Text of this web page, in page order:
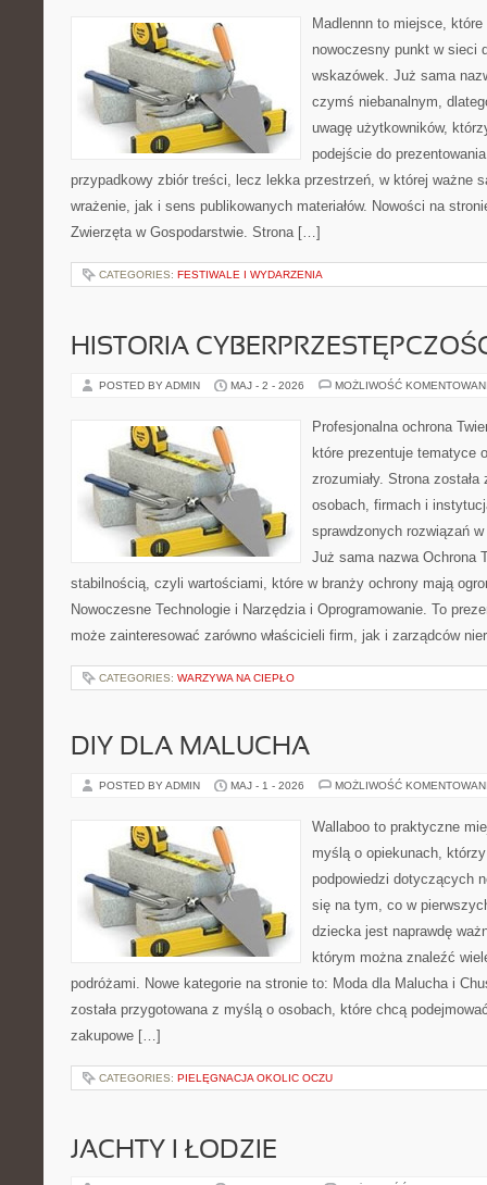
Madlennn to miejsce,
nowoczesny punkt w sieci
wskazówek. Już sama
czymś niebanalnym,
uwagę użytkowników,
podejście do
przypadkowy zbiór treści, lecz lekka przestrzeń, w której ważne
wrażenie, jak i sens publikowanych materiałów. Nowości na
Zwierzęta w Gospodarstwie. Strona […]
CATEGORIES: FESTIWALE I WYDARZENIA
HISTORIA
POSTED BY ADMIN MAJ - 2 - 2026 MOŻLIWOŚĆ
Profesjonalna ochrona
które prezentuje tematyce
zrozumiały. Strona
osobach, firmach i
sprawdzonych rozwiązań
Już sama nazwa Ochrona
stabilnością, czyli wartościami, które w branży ochrony mają
Nowoczesne Technologie i Narzędzia i Oprogramowanie. To
może zainteresować zarówno właścicieli firm, jak i zarządców
CATEGORIES: WARZYWA NA CIEPŁO
DIY DLA MALUCHA
POSTED BY ADMIN MAJ - 1 - 2026 MOŻLIWOŚĆ
Wallaboo to praktyczne
myślą o opiekunach,
podpowiedzi dotyczących
się na tym, co w
dziecka jest naprawdę
którym można znaleźć
podróżami. Nowe kategorie na stronie to: Moda dla Malucha i
została przygotowana z myślą o osobach, które chcą
zakupowe […]
CATEGORIES: PIELĘGNACJA OKOLIC OCZU
JACHTY I ŁODZIE